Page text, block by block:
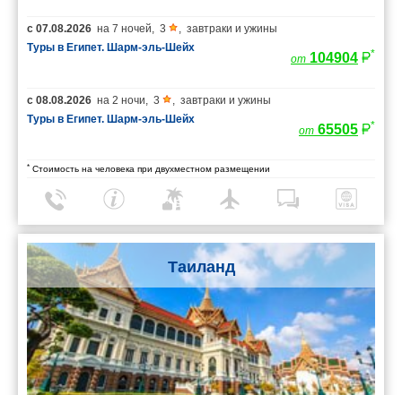
с 07.08.2026 на 7 ночей, 3 , завтраки и ужины
Туры в Египет. Шарм-эль-Шейх
от 104904 *
с 08.08.2026 на 2 ночи, 3 , завтраки и ужины
Туры в Египет. Шарм-эль-Шейх
от 65505 *
* Стоимость на человека при двухместном размещении
Таиланд